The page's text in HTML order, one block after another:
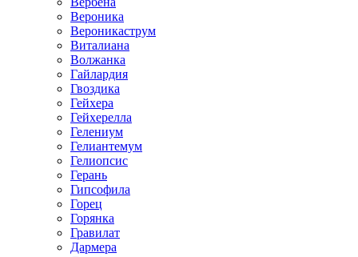
Вероника
Вероникаструм
Виталиана
Волжанка
Гайлардия
Гвоздика
Гейхера
Гейхерелла
Гелениум
Гелиантемум
Гелиопсис
Герань
Гипсофила
Горец
Горянка
Гравилат
Дармера